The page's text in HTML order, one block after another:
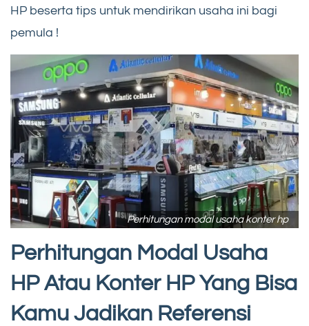
HP beserta tips untuk mendirikan usaha ini bagi
pemula !
Perhitungan modal usaha konter hp
Perhitungan Modal Usaha
HP Atau Konter HP Yang Bisa
Kamu Jadikan Referensi